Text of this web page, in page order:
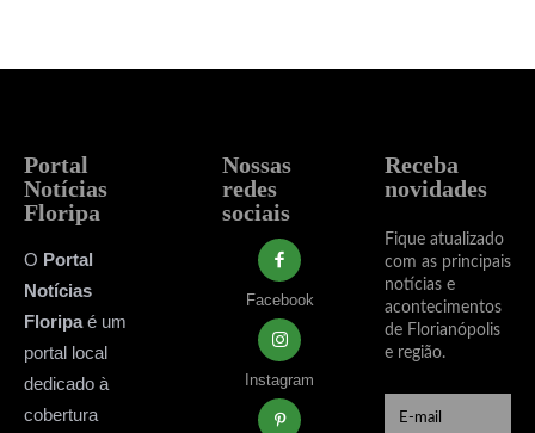
Portal
Notícias
Floripa
O Portal
Notícias
Floripaé um
portal local
dedicado à
cobertura
Nossas
redes
sociais
Facebook
Instagram
Receba
novidades
Fique atualizado
com as principais
notícias e
acontecimentos
de Florianópolis
e região.